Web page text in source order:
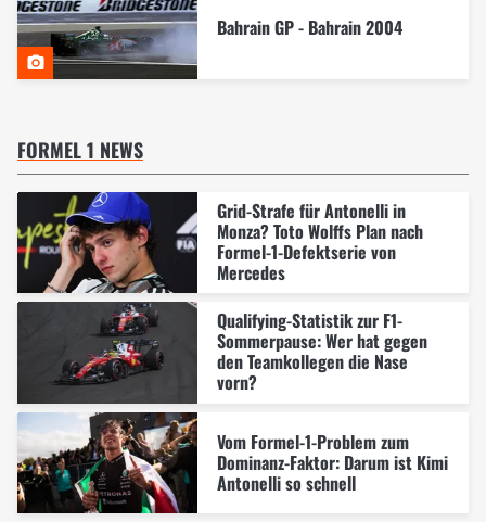
Bahrain GP - Bahrain 2004
FORMEL 1 NEWS
Grid-Strafe für Antonelli in
Monza? Toto Wolffs Plan nach
Formel-1-Defektserie von
Mercedes
Qualifying-Statistik zur F1-
Sommerpause: Wer hat gegen
den Teamkollegen die Nase
vorn?
Vom Formel-1-Problem zum
Dominanz-Faktor: Darum ist Kimi
Antonelli so schnell